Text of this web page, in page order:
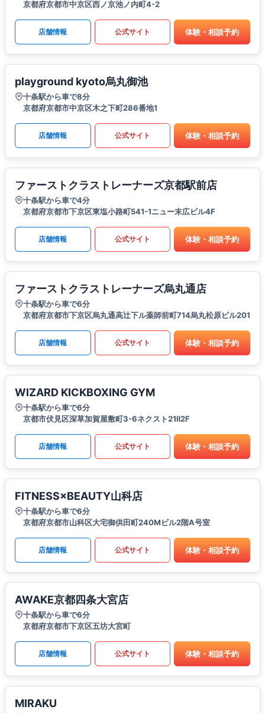
京都府京都市中京区西ノ京池ノ内町4-2
店舗情報 公式サイト 体験・相談予約
playground kyoto烏丸御池
十条駅から車で8分
京都府京都市中京区木之下町286番地1
店舗情報 公式サイト 体験・相談予約
ファーストクラストレーナーズ京都駅前店
十条駅から車で4分
京都府京都市下京区東塩小路町541-1ニュー末広ビル4F
店舗情報 公式サイト 体験・相談予約
ファーストクラストレーナーズ烏丸通店
十条駅から車で6分
京都府京都市下京区烏丸通高辻下ル薬師前町714烏丸松原ビル201
店舗情報 公式サイト 体験・相談予約
WIZARD KICKBOXING GYM
十条駅から車で6分
京都市伏見区深草加賀屋敷町3-6ネクスト21Ⅱ2F
店舗情報 公式サイト 体験・相談予約
FITNESS×BEAUTY山科店
十条駅から車で6分
京都府京都市山科区大宅御供田町240Mビル2階A号室
店舗情報 公式サイト 体験・相談予約
AWAKE京都四条大宮店
十条駅から車で6分
京都府京都市下京区五坊大宮町
店舗情報 公式サイト 体験・相談予約
MIRAKU